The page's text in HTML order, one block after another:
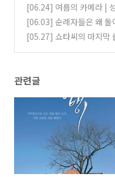
[06.24] 여름의 카메라 |
[06.03] 순례자들은 왜 돌
(0)
[05.27] 쇼타씨의 마지막
관련글